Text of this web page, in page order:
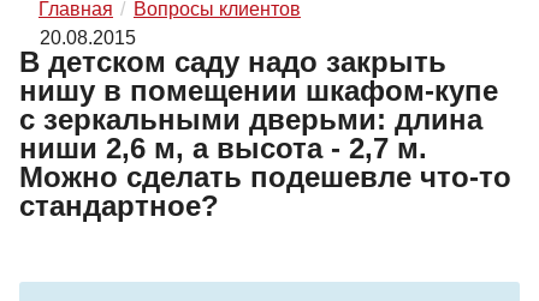
Главная
Вопросы клиентов
20.08.2015
В детском саду надо закрыть
нишу в помещении шкафом-купе
с зеркальными дверьми: длина
ниши 2,6 м, а высота - 2,7 м.
Можно сделать подешевле что-то
стандартное?